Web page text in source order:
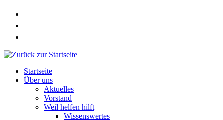
Zum
springen
Startseite
Über uns
Aktuelles
Vorstand
Weil helfen hilft
Wissenswertes